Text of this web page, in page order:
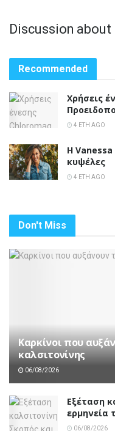
Discussion
Recommended
Χρήσεις
4 ΈΤΗ AGO
Η Vanessa
κυψέλες
4 ΈΤΗ AGO
Don't Miss
Καρκίνοι που
καλσιτονίνης
06/08/2026
Εξέταση
ερμηνεία
06/08/2026